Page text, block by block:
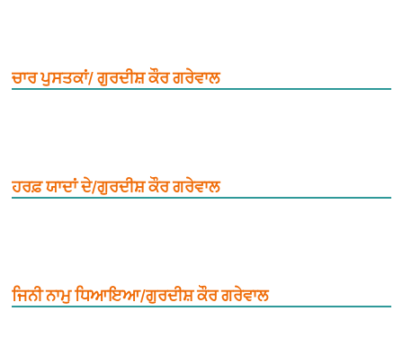
ਚਾਰ ਪੁਸਤਕਾਂ/ ਗੁਰਦੀਸ਼ ਕੌਰ ਗਰੇਵਾਲ
ਹਰਫ਼ ਯਾਦਾਂ ਦੇ/ਗੁਰਦੀਸ਼ ਕੌਰ ਗਰੇਵਾਲ
ਜਿਨੀ ਨਾਮੁ ਧਿਆਇਆ/ਗੁਰਦੀਸ਼ ਕੌਰ ਗਰੇਵਾਲ